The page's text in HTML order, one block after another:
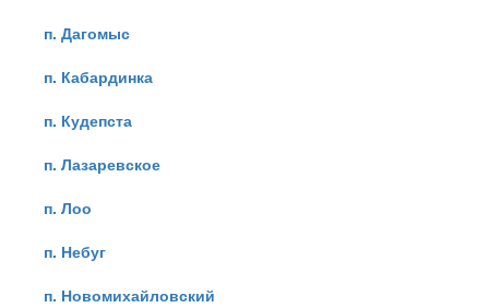
п. Дагомыс
п. Кабардинка
п. Кудепста
п. Лазаревское
п. Лоо
п. Небуг
п. Новомихайловский